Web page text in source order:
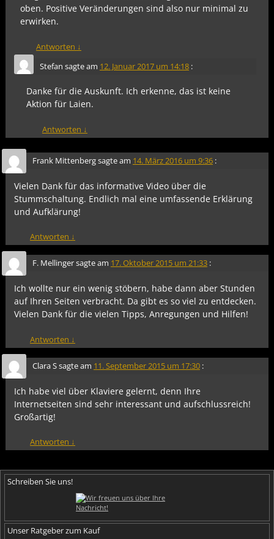
oben. Positive Veränderungen sind also nur minimal zu
erwirken.
Antworten ↓
Stefan sagte am 12. Januar 2017 um 14:18 :
Danke für die Auskunft. Ich erkenne, das ist keine
Aktion für Laien.
Antworten ↓
Frank Mittenbergsagte am 14. März 2016 um 9:36 :
Vielen Dank für das informative Video über die
Stummschaltung. Endlich mal eine umfassende Erklärung
und Aufklärung!
Antworten ↓
F. Mellingersagte am 17. Oktober 2015 um 21:33 :
Ich wollte nur ein wenig stöbern, habe dann aber Stunden
auf Ihren Seiten verbracht. Da gibt es so viel zu entdecken.
Vielen Dank für die vielen Tipps, Anregungen und Hilfen!
Antworten ↓
Clara Ssagte am 11. September 2015 um 17:30 :
Ich habe viel über Klaviere gelernt, denn Ihre
Internetseiten sind sehr interessant und aufschlussreich!
Großartig!
Antworten ↓
Schreiben Sie uns!
Unser Ratgeber zum Kauf